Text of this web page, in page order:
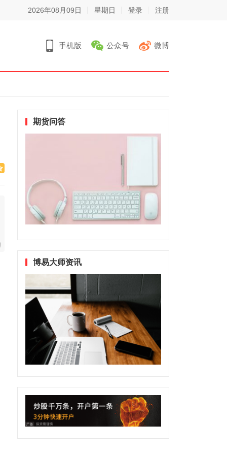
2026年08月09日 星期日 登录 注册
手机版 公众号 微博
期货问答
博易大师资讯